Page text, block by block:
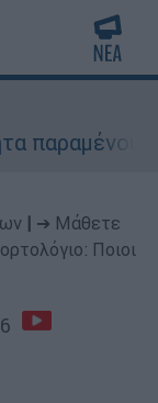
➔ Μάθετε
Ποιοι